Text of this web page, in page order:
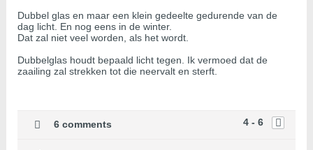
Dubbel glas en maar een klein gedeelte gedurende van de
dag licht. En nog eens in de winter.
Dat zal niet veel worden, als het wordt.
Dubbelglas houdt bepaald licht tegen. Ik vermoed dat de
zaailing zal strekken tot die neervalt en sterft.
4 - 6
6 comments